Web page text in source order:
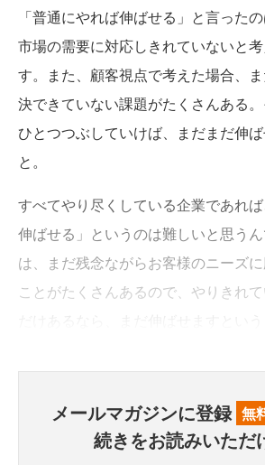
「普通にやれば伸ばせる」と言った
市場の需要に対応しきれていないと
す。また、顧客視点で考えた場合、
決できていない課題がたくさんある
ひとつつぶしていけば、まだまだ伸
と。
すべてやり尽くしている企業であれ
伸ばせる」というのは難しいと思う
は、まだ残念ながらお客様のニーズ
ことがたくさんあるので、やりきれ
メールマガジンに登録 無
続きをお読みいただ